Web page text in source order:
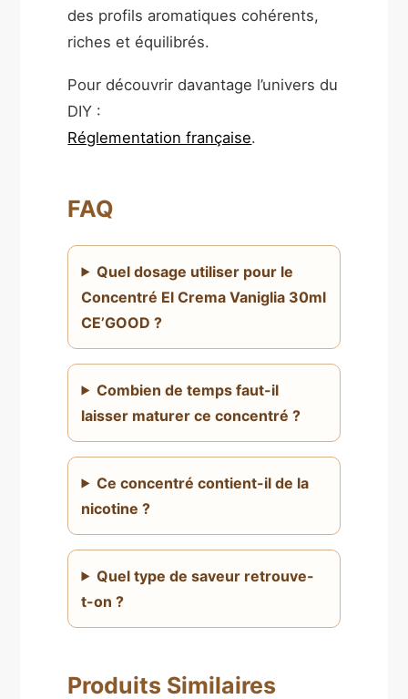
des profils aromatiques cohérents,
riches et équilibrés.
Pour découvrir davantage l’univers du
DIY :
Réglementation française.
FAQ
Quel dosage utiliser pour le
Concentré El Crema Vaniglia 30ml
CE’GOOD ?
Combien de temps faut-il
laisser maturer ce concentré ?
Ce concentré contient-il de la
nicotine ?
Quel type de saveur retrouve-
t-on ?
Produits Similaires